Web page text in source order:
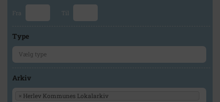
Fra Til
Type
Arkiv
× Herlev Kommunes Lokalarkiv